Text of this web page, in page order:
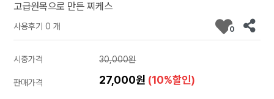
고급원목으로 만든 찌케스
사용후기 0 개 0
시중가격 30,000원
판매가격 27,000원 (10%할인)